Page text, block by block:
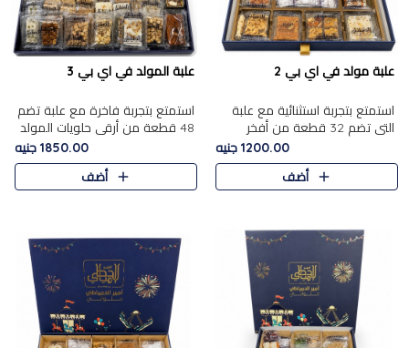
علبة مولد في اي بي 2
استمتع بتجربة استثنائية مع علبة
التي تضم 32 قطعة من أفخر
حلويات المولد الشرقية، في تشكيلة
تجمع بين الأصالة والاختيارات
الفاخرة. تحتوي العلبة..
1200.00 جنيه
أضف
علبة المولد في اي بي 3
استمتع بتجربة فاخرة مع علبة تضم
48 قطعة من أرقى حلويات المولد
الشرقية، في تشكيلة تجمع بين
الأصناف التقليدية الفاخرة والاختيارات
1850.00 جنيه
أضف